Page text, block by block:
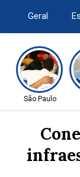
Geral
São Paulo